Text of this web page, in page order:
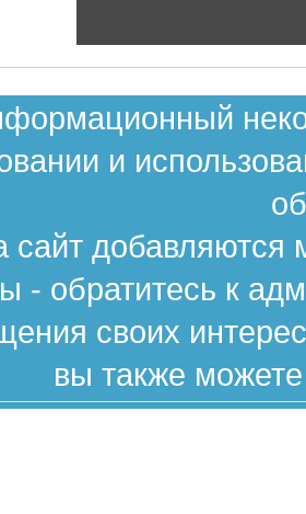
и
сайт
- обратитесь к
своих
вы также